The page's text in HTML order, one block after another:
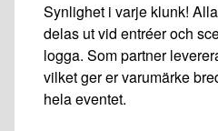
Synlighet i varje klunk!
delas ut vid entréer och
logga. Som partner
vilket ger er varumärke
hela eventet.